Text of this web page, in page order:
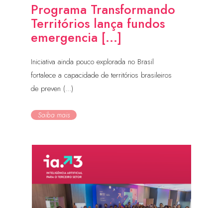
Programa Transformando
Territórios lança fundos
emergencia [...]
Iniciativa ainda pouco explorada no Brasil
fortalece a capacidade de territórios brasileiros
de preven (...)
Saiba mais